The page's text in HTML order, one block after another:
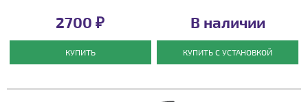
2700 ₽
КУПИТЬ
В наличии
КУПИТЬ С УСТАНОВКОЙ